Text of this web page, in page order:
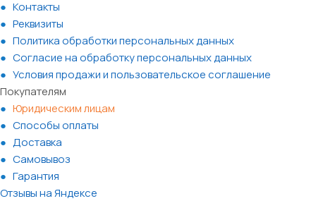
Контакты
Реквизиты
Политика обработки персональных данных
Согласие на обработку персональных данных
Условия продажи и пользовательское соглашение
Покупателям
Юридическим лицам
Способы оплаты
Доставка
Самовывоз
Гарантия
Отзывы на Яндексе